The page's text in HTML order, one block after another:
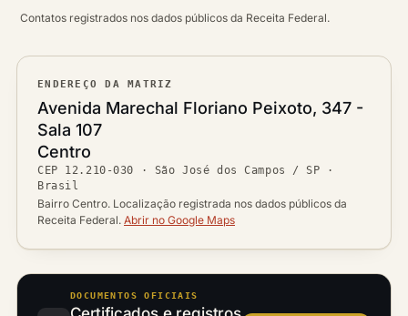
Contatos registrados nos dados públicos da Receita Federal.
ENDEREÇO DA MATRIZ
Logradouro
Avenida Marechal Floriano Peixoto, 347 -
Sala 107
Bairro
Centro
CEP
CEP 12.210-030 ·
Cidade / UF
São José dos Campos / SP ·
Brasil
Ver localização no mapa
Bairro Centro. Localização registrada nos dados públicos da
Receita Federal. Abrir no Google Maps
DOCUMENTOS OFICIAIS